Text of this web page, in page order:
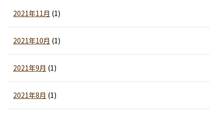
2021年11月 (1)
2021年10月 (1)
2021年9月 (1)
2021年8月 (1)